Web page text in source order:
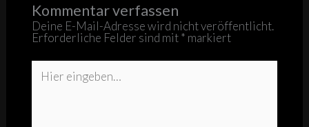
Kommentar verfassen
Deine E-Mail-Adresse wird nicht veröffentlicht.
Erforderliche Felder sind mit* markiert
eingeben…